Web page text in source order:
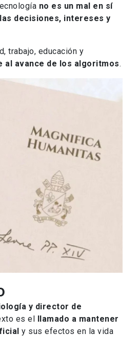
no es un mal en sí
decisiones, intereses y
trabajo, educación y
al avance de los algoritmos.
y director de
es el llamado a mantener
y sus efectos en la vida